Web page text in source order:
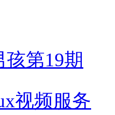
孩第19期
视频服务